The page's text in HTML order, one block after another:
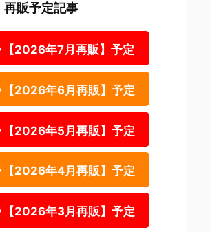
再販予定記事
【2026年7月再販】予定
【2026年6月再販】予定
【2026年5月再販】予定
【2026年4月再販】予定
【2026年3月再販】予定